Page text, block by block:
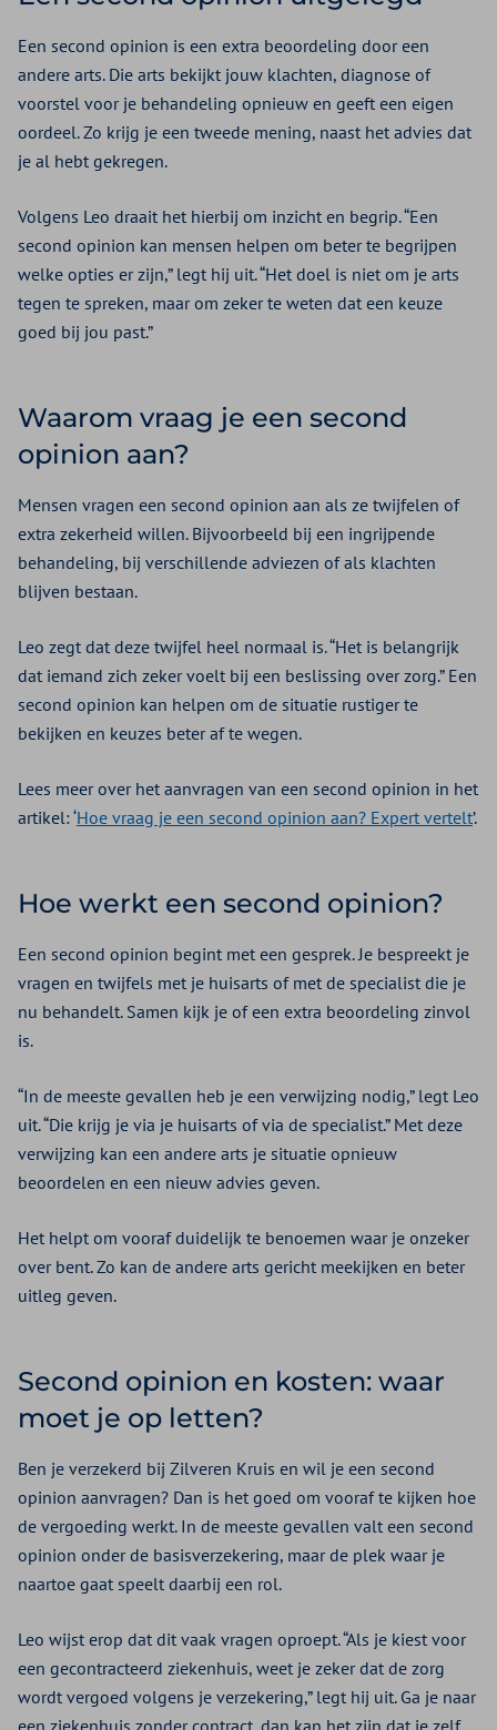
Een second opinion is een extra beoordeling door een
andere arts. Die arts bekijkt jouw klachten, diagnose of
voorstel voor je behandeling opnieuw en geeft een eigen
oordeel. Zo krijg je een tweede mening, naast het advies dat
je al hebt gekregen.
Volgens Leo draait het hierbij om inzicht en begrip. “Een
second opinion kan mensen helpen om beter te begrijpen
welke opties er zijn,” legt hij uit. “Het doel is niet om je arts
tegen te spreken, maar om zeker te weten dat een keuze
goed bij jou past.”
Waarom vraag je een second
opinion aan?
Mensen vragen een second opinion aan als ze twijfelen of
extra zekerheid willen. Bijvoorbeeld bij een ingrijpende
behandeling, bij verschillende adviezen of als klachten
blijven bestaan.
Leo zegt dat deze twijfel heel normaal is. “Het is belangrijk
dat iemand zich zeker voelt bij een beslissing over zorg.” Een
second opinion kan helpen om de situatie rustiger te
bekijken en keuzes beter af te wegen.
Lees meer over het aanvragen van een second opinion in het
artikel: ‘Hoe vraag je een second opinion aan? Expert vertelt’.
Hoe werkt een second opinion?
Een second opinion begint met een gesprek. Je bespreekt je
vragen en twijfels met je huisarts of met de specialist die je
nu behandelt. Samen kijk je of een extra beoordeling zinvol
is.
“In de meeste gevallen heb je een verwijzing nodig,” legt Leo
uit. “Die krijg je via je huisarts of via de specialist.” Met deze
verwijzing kan een andere arts je situatie opnieuw
beoordelen en een nieuw advies geven.
Het helpt om vooraf duidelijk te benoemen waar je onzeker
over bent. Zo kan de andere arts gericht meekijken en beter
uitleg geven.
Second opinion en kosten: waar
moet je op letten?
Ben je verzekerd bij Zilveren Kruis en wil je een second
opinion aanvragen? Dan is het goed om vooraf te kijken hoe
de vergoeding werkt. In de meeste gevallen valt een second
opinion onder de basisverzekering, maar de plek waar je
naartoe gaat speelt daarbij een rol.
Leo wijst erop dat dit vaak vragen oproept. “Als je kiest voor
een gecontracteerd ziekenhuis, weet je zeker dat de zorg
wordt vergoed volgens je verzekering,” legt hij uit. Ga je naar